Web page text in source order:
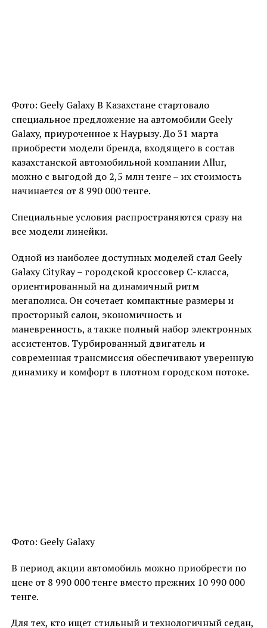
Фото: Geely Galaxy В Казахстане стартовало
специальное предложение на автомобили Geely
Galaxy, приуроченное к Наурызу. До 31 марта
приобрести модели бренда, входящего в состав
казахстанской автомобильной компании Allur,
можно с выгодой до 2,5 млн тенге – их стоимость
начинается от 8 990 000 тенге.
Специальные условия распространяются сразу на
все модели линейки.
Одной из наиболее доступных моделей стал Geely
Galaxy CityRay – городской кроссовер C-класса,
ориентированный на динамичный ритм
мегаполиса. Он сочетает компактные размеры и
просторный салон, экономичность и
маневренность, а также полный набор электронных
ассистентов. Турбированный двигатель и
современная трансмиссия обеспечивают уверенную
динамику и комфорт в плотном городском потоке.
Фото: Geely Galaxy
В период акции автомобиль можно приобрести по
цене от 8 990 000 тенге вместо прежних 10 990 000
тенге.
Для тех, кто ищет стильный и технологичный седан,